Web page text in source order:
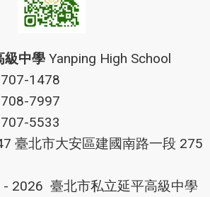
級中學 Yanping High School
1478
7997
5533
臺北市大安區建國南路一段 275
2026 臺北市私立延平高級中學